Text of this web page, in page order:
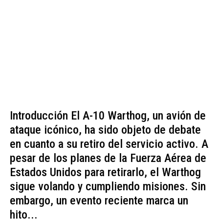
Introducción El A-10 Warthog, un avión de
ataque icónico, ha sido objeto de debate
en cuanto a su retiro del servicio activo. A
pesar de los planes de la Fuerza Aérea de
Estados Unidos para retirarlo, el Warthog
sigue volando y cumpliendo misiones. Sin
embargo, un evento reciente marca un
hito...